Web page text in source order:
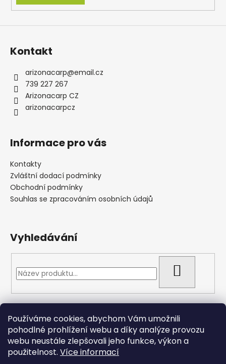
Používáme cookies, abychom Vám umožnili
pohodlné prohlížení webu a díky analýze provozu
webu neustále zlepšovali jeho funkce, výkon a
použitelnost. Více informací
Kontakt
arizonacarp@email.cz
739 227 267
Arizonacarp CZ
arizonacarpcz
Informace pro vás
Kontakty
Zvláštní dodací podmínky
Obchodní podmínky
Souhlas se zpracováním osobních údajů
Vyhledávání
Přijímáme online platby